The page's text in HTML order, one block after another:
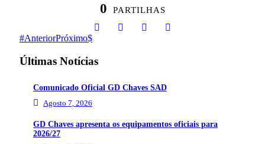
0 PARTILHAS
AnteriorPróximo
Últimas Notícias
Comunicado Oficial GD Chaves SAD
Agosto 7, 2026
GD Chaves apresenta os equipamentos oficiais para
2026/27